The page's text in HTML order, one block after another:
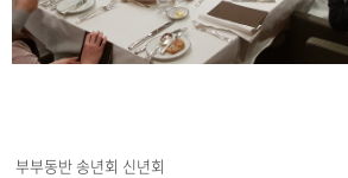
부부동반 송년회 신년회